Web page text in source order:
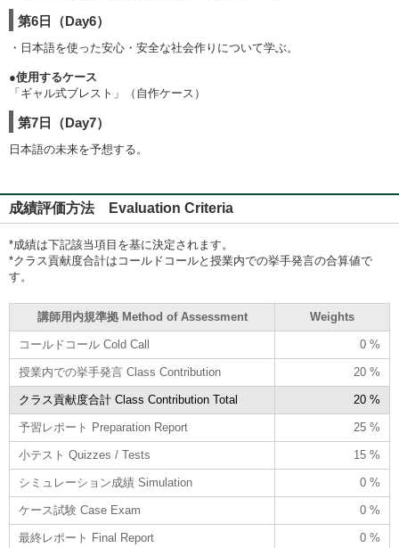
第6日（Day6）
・日本語を使った安心・安全な社会作りについて学ぶ。
●使用するケース
「ギャル式ブレスト」（自作ケース）
第7日（Day7）
日本語の未来を予想する。
成績評価方法 Evaluation Criteria
*成績は下記該当項目を基に決定されます。
*クラス貢献度合計はコールドコールと授業内での挙手発言の合算値で
す。
講師用内規準拠 Method of Assessment Weights
コールドコール Cold Call 0 %
授業内での挙手発言 Class Contribution 20 %
クラス貢献度合計 Class Contribution Total 20 %
予習レポート Preparation Report 25 %
小テスト Quizzes / Tests 15 %
シミュレーション成績 Simulation 0 %
ケース試験 Case Exam 0 %
最終レポート Final Report 0 %